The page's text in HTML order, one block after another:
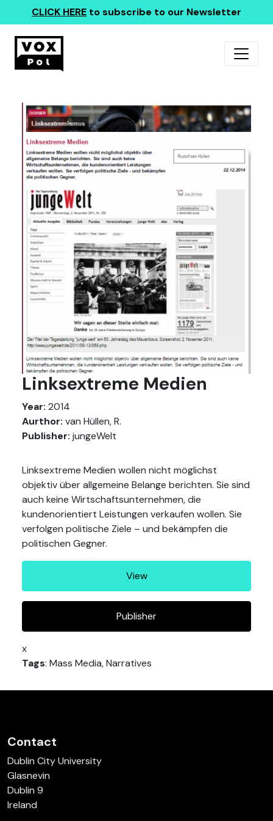
CLICK HERE to subscribe to our Newsletter
Linksextreme Medien
Year: 2014
Aurthor: van Hüllen, R.
Publisher: jungeWelt
Linksextreme Medien wollen nicht möglichst
objektiv über allgemeine Belange berichten. Sie sind
auch keine Wirtschaftsunternehmen, die
kundenorientiert Leistungen verkaufen wollen. Sie
verfolgen politische Ziele – und bekämpfen die
politischen Gegner.
View
Publisher
x
Tags: Mass Media, Narratives
Contact
Dublin City University
Glasnevin
Dublin 9
Ireland